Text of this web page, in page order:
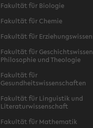
Fakultät für Biologie
Fakultät für Chemie
Fakultät für
Fakultät für
Philosophie und Theologie
Fakultät für
Gesundheitswissenschaften
Fakultät für Linguistik und
Literaturwissenschaft
Fakultät für Mathematik